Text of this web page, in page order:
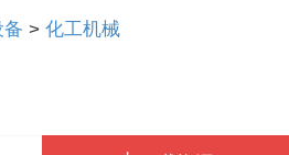
备 > 化工机械